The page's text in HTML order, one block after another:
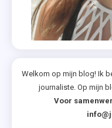
Welkom op mijn blog! Ik
journaliste. Op mijn
Voor